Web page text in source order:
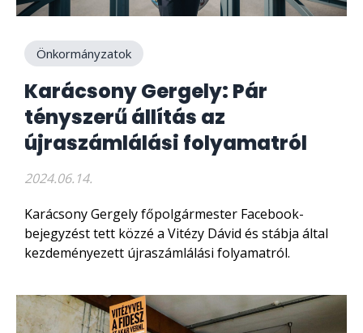
Önkormányzatok
Karácsony Gergely: Pár
tényszerű állítás az
újraszámlálási folyamatról
2024.06.14.
Karácsony Gergely főpolgármester Facebook-
bejegyzést tett közzé a Vitézy Dávid és stábja által
kezdeményezett újraszámlálási folyamatról.